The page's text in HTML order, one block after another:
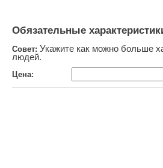
Обязательные
Совет: Укажите как можно больше
людей.
Цена: